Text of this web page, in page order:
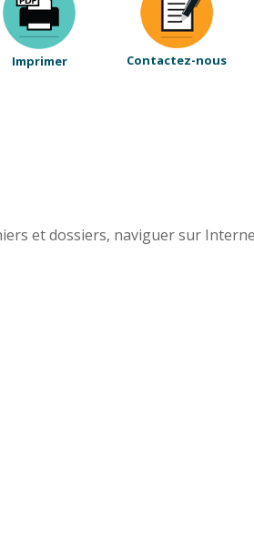
Imprimer Contactez-nous
et dossiers, naviguer sur